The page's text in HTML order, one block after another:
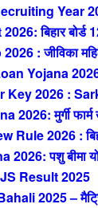
Year
बिहार बोर्ड
: जीविका
Yojana 2026 :
2026 :
मुर्गी फार्म
2026 :
पशु बीमा
Result 2025
2025 –